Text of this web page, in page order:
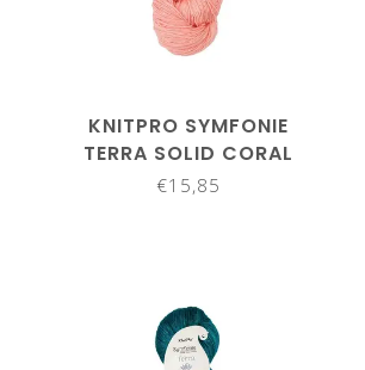
KNITPRO SYMFONIE
TERRA SOLID CORAL
BLUSH SS2023
€15,85